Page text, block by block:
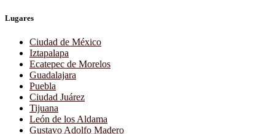
Lugares
Ciudad de México
Iztapalapa
Ecatepec de Morelos
Guadalajara
Puebla
Ciudad Juárez
Tijuana
León de los Aldama
Gustavo Adolfo Madero